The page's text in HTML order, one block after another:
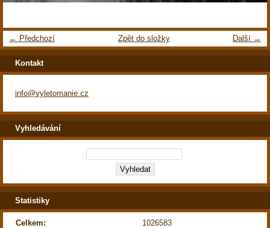
← Předchozí Další →
Zpět do složky
Kontakt
info@vyletomanie.cz
Vyhledávání
Statistiky
Celkem: 1026583